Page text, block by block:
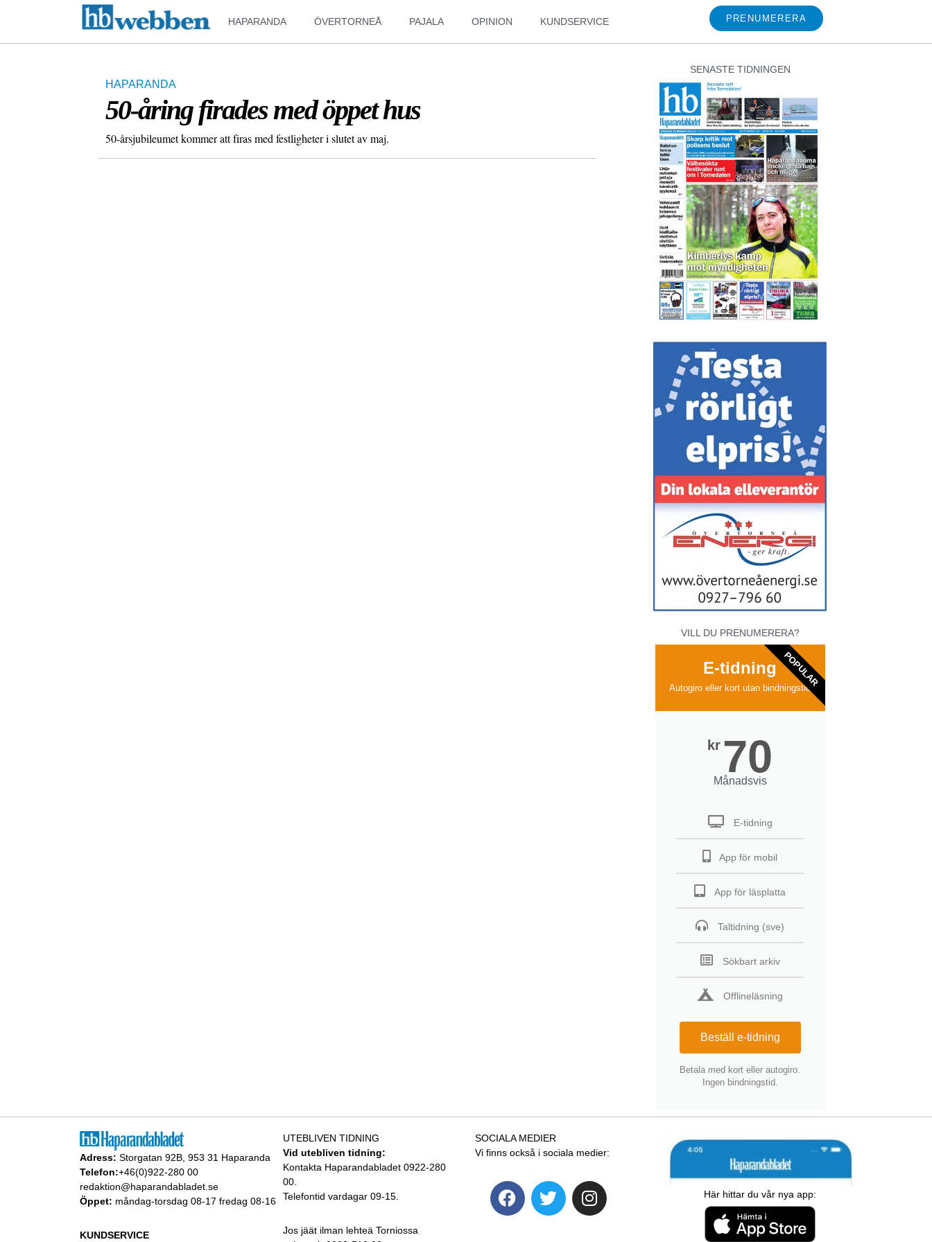
HAPARANDA ÖVERTORNEÅ PAJALA OPINION KUNDSERVICE PRENUMERERA
HAPARANDA
50-åring firades med öppet hus
50-årsjubileumet kommer att firas med festligheter i slutet av maj.
SENASTE TIDNINGEN
VILL DU PRENUMERERA?
E-tidning
Autogiro eller kort utan bindningstid
kr 70
Månadsvis
E-tidning
App för mobil
App för läsplatta
Taltidning (sve)
Sökbart arkiv
Offlineläsning
Beställ e-tidning
Betala med kort eller autogiro.
Ingen bindningstid.
POPULAR
Adress: Storgatan 92B, 953 31 Haparanda
Telefon:+46(0)922-280 00
redaktion@haparandabladet.se
Öppet: måndag-torsdag 08-17 fredag 08-16
KUNDSERVICE
UTEBLIVEN TIDNING
Vid utebliven tidning:
Kontakta Haparandabladet 0922-280
00.
Telefontid vardagar 09-15.
Jos jäät ilman lehteä Torniossa
SOCIALA MEDIER
Vi finns också i sociala medier:
Här hittar du vår nya app: